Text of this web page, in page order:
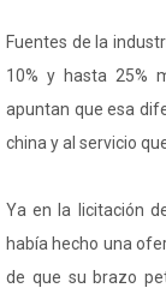
Fuentes de la
10% y hasta 25%
apuntan que esa
china y al servicio
Ya en la licitación
había hecho una
de que su brazo